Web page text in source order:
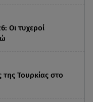
Οι τυχεροί
της Τουρκίας στο